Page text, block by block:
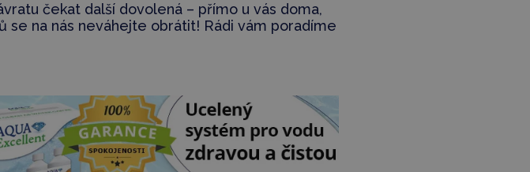
čekat další dovolená – přímo u vás doma,
se na nás neváhejte obrátit! Rádi vám poradíme